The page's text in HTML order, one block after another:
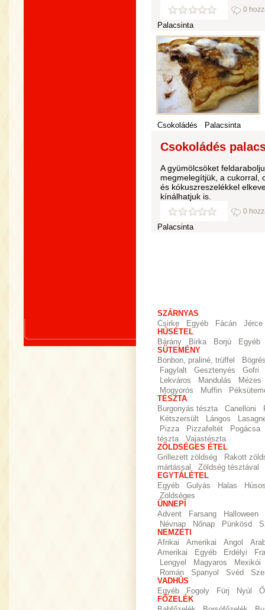
0
Palacsinta
Csokoládés Palacsinta
Csokoládés
A gyümölcsöket
megmelegítjük, a cukorral,
és kókuszreszelékkel
kínálhatjuk is.
0
Palacsinta
SZÁRNYAS
Csirke
Egyéb Fácán
Jérce
HÚSÉTEL
Bárány
Birka Borjú
Egyéb
SÜTEMÉNY
Bonbon, praliné, trüffel
Fagylalt
Gesztenyés
Gofri
Lekváros
Mandulás
Mézes
Mogyorós
Muffin
TÉSZTA
Burgonyás tészta
Canelloni
Kétszersült
Lángos
Pizza
Pizzafeltét
Pogácsa
tészta
Vajastészta
ZÖLDSÉGES ÉTEL
Grillezett zöldség
Rakott
mártással
Zöldség tésztával
EGYTÁLÉTEL
Egyéb
Gulyás Halas
Zöldséges
ÜNNEPI
Advent
Farsang
Halloween
Névnap
Nőnap Pünkösd
NEMZETI
Afrikai
Amerikai Angol
Amerikai
Egyéb Erdélyi
Lengyel
Magyaros
Mexikói
Román
Spanyol Svéd
VADHÚS
Egyéb
Fogoly Fürj Nyúl
FŐZELÉK